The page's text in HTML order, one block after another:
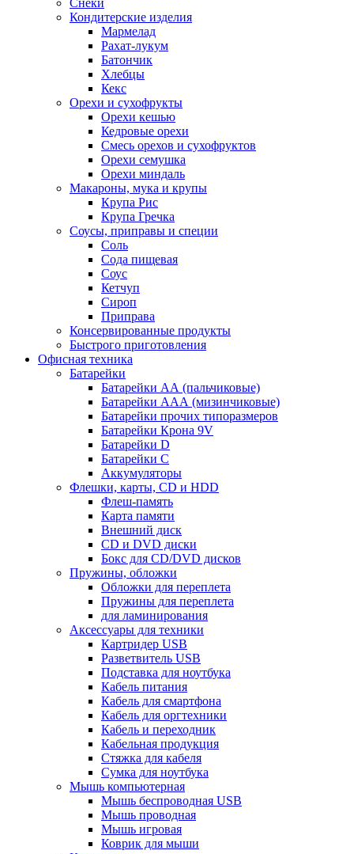
Снеки
Кондитерские изделия
Мармелад
Рахат-лукум
Батончик
Хлебцы
Кекс
Орехи и сухофрукты
Орехи кешью
Кедровые орехи
Смесь орехов и сухофруктов
Орехи семушка
Орехи миндаль
Макароны, мука и крупы
Крупа Рис
Крупа Гречка
Соусы, приправы и специи
Соль
Сода пищевая
Соус
Кетчуп
Сироп
Приправа
Консервированные продукты
Быстрого приготовления
Офисная техника
Батарейки
Батарейки АА (пальчиковые)
Батарейки ААА (мизинчиковые)
Батарейки прочих типоразмеров
Батарейки Крона 9V
Батарейки D
Батарейки С
Аккумуляторы
Флешки, карты, CD и HDD
Флеш-память
Карта памяти
Внешний диск
CD и DVD диски
Бокс для CD/DVD дисков
Пружины, обложки
Обложки для переплета
Пружины для переплета
для ламинирования
Аксессуары для техники
Картридер USB
Разветвитель USB
Подставка для ноутбука
Кабель питания
Кабель для смартфона
Кабель для оргтехники
Кабель и переходник
Кабельная продукция
Стяжка для кабеля
Сумка для ноутбука
Мышь компьютерная
Мышь беспроводная USB
Мышь проводная
Мышь игровая
Коврик для мыши